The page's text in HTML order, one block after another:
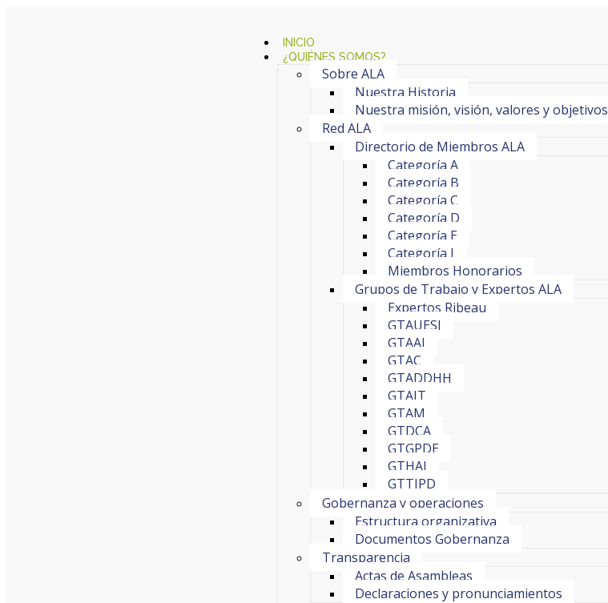
INICIO
¿QUIÉNES SOMOS?
Sobre ALA
Nuestra Historia
Nuestra misión, visión, valores y objetivos
Red ALA
Directorio de Miembros ALA
Categoría A
Categoría B
Categoría C
Categoría D
Categoría E
Categoría J
Miembros Honorarios
Grupos de Trabajo y Expertos ALA
Expertos Ribeau
GTAUESI
GTAAI
GTAC
GTADDHH
GTAIT
GTAM
GTDCA
GTGPDE
GTHAI
GTTIPD
Gobernanza y operaciones
Estructura organizativa
Documentos Gobernanza
Transparencia
Actas de Asambleas
Declaraciones y pronunciamientos